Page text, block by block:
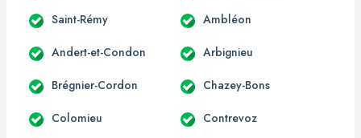
Saint-Rémy Ambléon
Andert-et-Condon Arbignieu
Brégnier-Cordon Chazey-Bons
Colomieu Contrevoz